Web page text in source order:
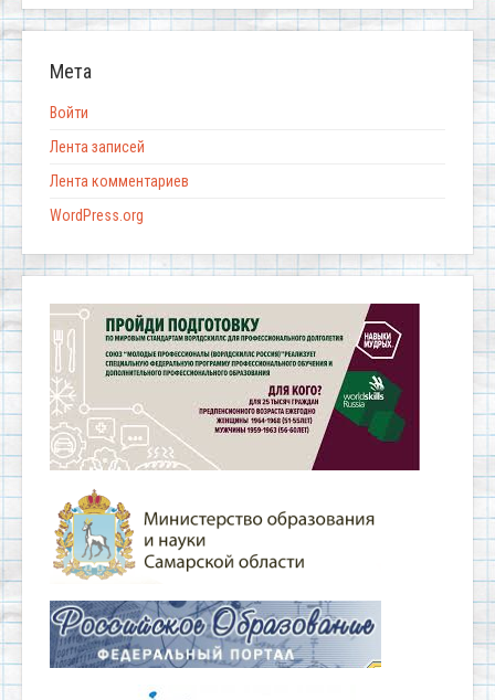
Мета
Войти
Лента записей
Лента комментариев
WordPress.org